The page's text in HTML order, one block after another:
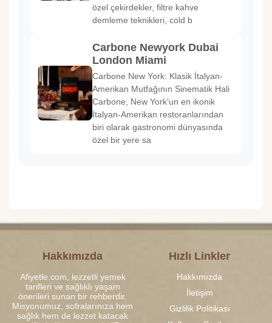
özel çekirdekler, filtre kahve
demleme teknikleri, cold b
Carbone Newyork Dubai
London Miami
Carbone New York: Klasik İtalyan-
Amerikan Mutfağının Sinematik Hali
Carbone, New York’un en ikonik
İtalyan-Amerikan restoranlarından
biri olarak gastronomi dünyasında
özel bir yere sa
Hakkımızda
Afiyetle.com, lezzetli yemek
tarifleri ve sağlıklı yaşam
önerileri sunan bir rehberdir.
Misyonumuz, sofralarınıza hem
sağlık hem de lezzet katacak
Hızlı Linkler
Hakkımızda
İletişim
Gizlilik Politikası